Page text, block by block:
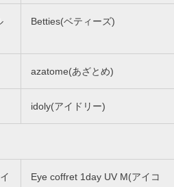
Betties(ベティーズ)
azatome(あざとめ)
idoly(アイドリー)
Eye coffret 1day UV M(アイコ